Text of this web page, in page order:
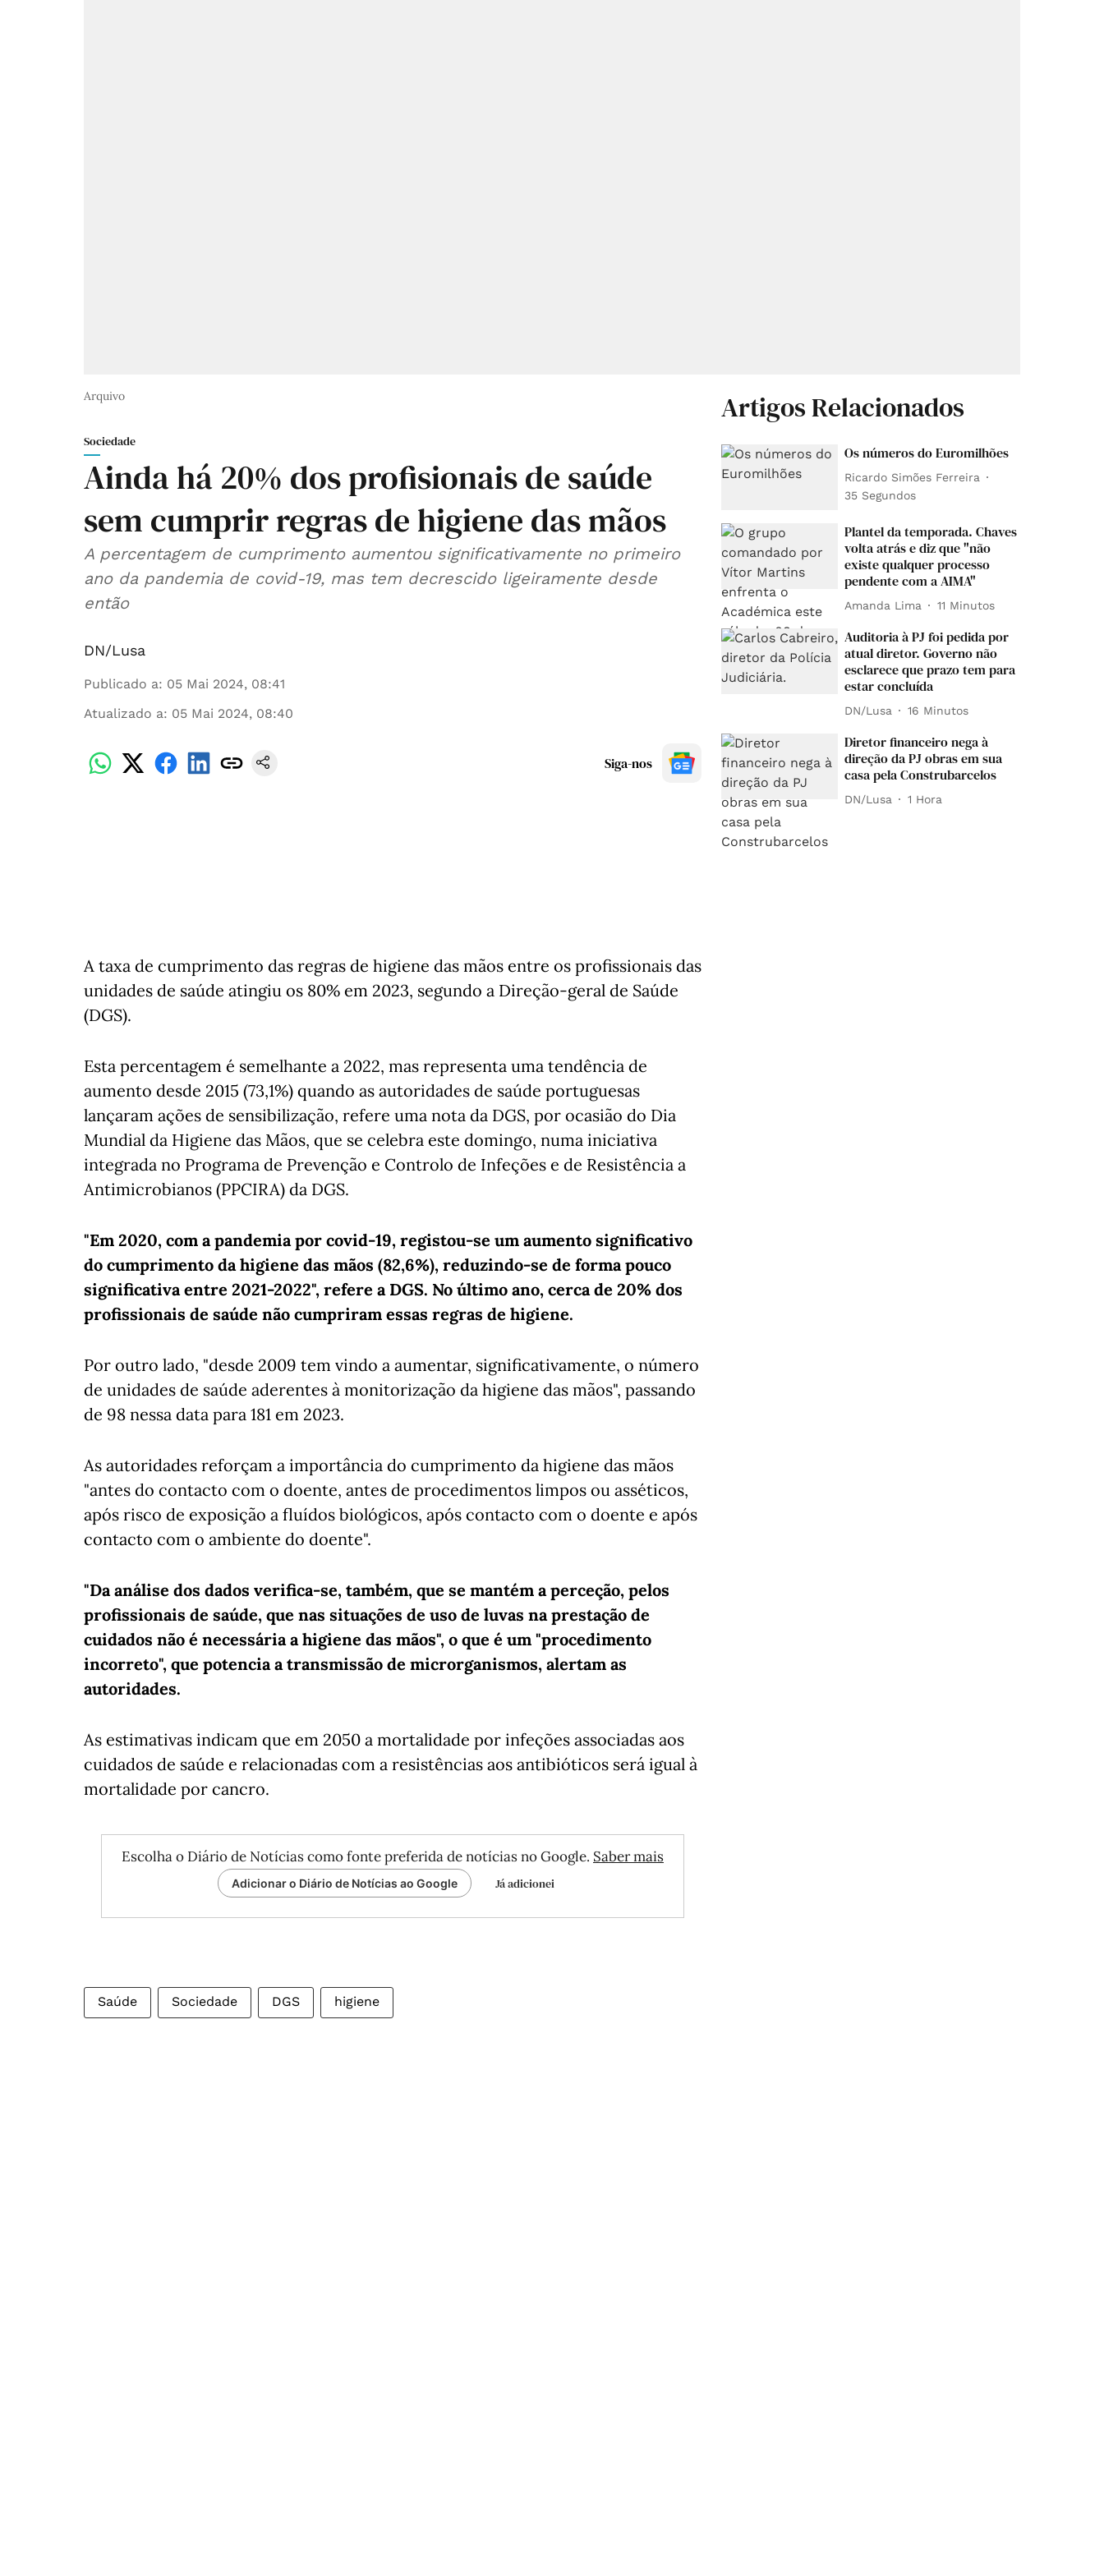
Arquivo
Sociedade
Ainda há 20% dos profisionais de saúde
sem cumprir regras de higiene das mãos
A percentagem de cumprimento aumentou significativamente no primeiro
ano da pandemia de covid-19, mas tem decrescido ligeiramente desde
então
DN/Lusa
Publicado a: 05 Mai 2024, 08:41
Atualizado a: 05 Mai 2024, 08:40
Siga-nos
A taxa de cumprimento das regras de higiene das mãos entre os profissionais das
unidades de saúde atingiu os 80% em 2023, segundo a Direção-geral de Saúde
(DGS).
Esta percentagem é semelhante a 2022, mas representa uma tendência de
aumento desde 2015 (73,1%) quando as autoridades de saúde portuguesas
lançaram ações de sensibilização, refere uma nota da DGS, por ocasião do Dia
Mundial da Higiene das Mãos, que se celebra este domingo, numa iniciativa
integrada no Programa de Prevenção e Controlo de Infeções e de Resistência a
Antimicrobianos (PPCIRA) da DGS.
"Em 2020, com a pandemia por covid-19, registou-se um aumento significativo
do cumprimento da higiene das mãos (82,6%), reduzindo-se de forma pouco
significativa entre 2021-2022", refere a DGS. No último ano, cerca de 20% dos
profissionais de saúde não cumpriram essas regras de higiene.
Por outro lado, "desde 2009 tem vindo a aumentar, significativamente, o número
de unidades de saúde aderentes à monitorização da higiene das mãos", passando
de 98 nessa data para 181 em 2023.
As autoridades reforçam a importância do cumprimento da higiene das mãos
"antes do contacto com o doente, antes de procedimentos limpos ou asséticos,
após risco de exposição a fluídos biológicos, após contacto com o doente e após
contacto com o ambiente do doente".
"Da análise dos dados verifica-se, também, que se mantém a perceção, pelos
profissionais de saúde, que nas situações de uso de luvas na prestação de
cuidados não é necessária a higiene das mãos", o que é um "procedimento
incorreto", que potencia a transmissão de microrganismos, alertam as
autoridades.
As estimativas indicam que em 2050 a mortalidade por infeções associadas aos
cuidados de saúde e relacionadas com a resistências aos antibióticos será igual à
mortalidade por cancro.
Escolha o Diário de Notícias como fonte preferida de notícias no Google. Saber mais
Adicionar o Diário de Notícias ao Google Já adicionei
Saúde Sociedade DGS higiene
Artigos Relacionados
Os números do Euromilhões
Ricardo Simões Ferreira
36 Segundos
Plantel da temporada. Chaves
volta atrás e diz que "não
existe qualquer processo
pendente com a AIMA"
Amanda Lima 11 Minutos
Auditoria à PJ foi pedida por
atual diretor. Governo não
esclarece que prazo tem para
estar concluída
DN/Lusa 16 Minutos
Diretor financeiro nega à
direção da PJ obras em sua
casa pela Construbarcelos
DN/Lusa 1 Hora